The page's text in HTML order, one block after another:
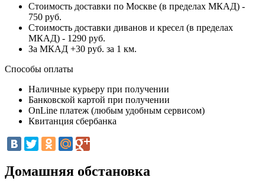
Стоимость доставки по Москве (в пределах МКАД) -
750 руб.
Стоимость доставки диванов и кресел (в пределах
МКАД) - 1290 руб.
За МКАД +30 руб. за 1 км.
Способы оплаты
Наличные курьеру при получении
Банковской картой при получении
OnLine платеж (любым удобным сервисом)
Квитанция сбербанка
Домашняя обстановка